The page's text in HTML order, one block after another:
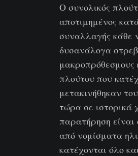
Ο συνολικός
αποτιμημένος
συναλλαγής κάθε
δυσανάλογα
μακροπρόθεσμους
πλούτου που
μετακινήθηκαν
τώρα σε ιστορικά
παρατήρηση είναι
από νομίσματα
κατέχονται όλο